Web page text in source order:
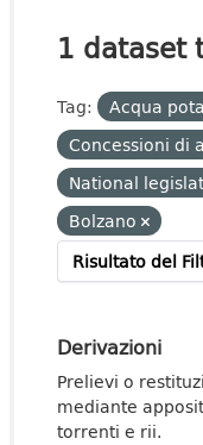
1 dataset
Tag:
Acqua
Concessioni di
National
Bolzano
Risultato del
Derivazioni
Prelievi o
mediante
torrenti e rii.